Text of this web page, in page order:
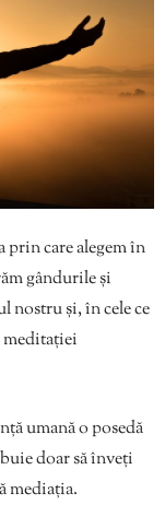
prin care alegem în
gândurile şi
nostru și, în cele ce
meditației
umană o posedă
doar să înveți
mediația.